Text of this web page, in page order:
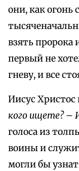
они, как огонь
взять
первый не
гневу, и все
Иисус Христос
кого ищете?–
голоса из
воины и
могли бы